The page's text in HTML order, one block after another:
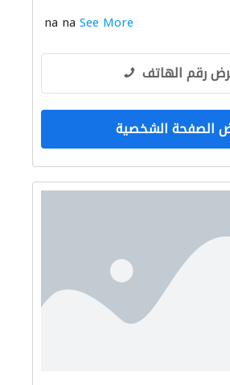
na na See More
رقم الهاتف
الصفحة الشخصية